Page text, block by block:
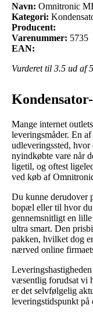
Navn: Omnitronic
Kategori:
Producent:
Varenummer: 5735
EAN:
Vurderet til 3.5 ud af
Mange internet
leveringsmåder. En
udleveringssted, hvor
nyindkøbte vare når
ligetil, og oftest
ved køb af
Du kunne derudover
bopæl eller til hvor du
gennemsnitligt en
ultra smart. Den
pakken, hvilket dog
nærved online
væsentlig forudsat vi
er det selvfølgelig
leveringstidspunkt på